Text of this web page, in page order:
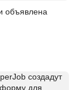
объявлена